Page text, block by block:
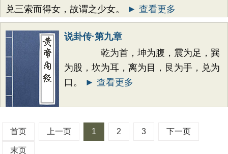
兑三索而得女，故谓之少女。
► 查看更多
说卦传·第九章
乾为首，坤为腹，震为足，巽
为股，坎为耳，离为目，艮为手，兑为
口。
► 查看更多
首页 上一页 1 2 3 下一页
末页